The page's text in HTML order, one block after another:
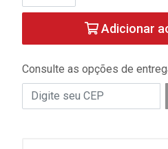
Adicionar
Consulte as opções de